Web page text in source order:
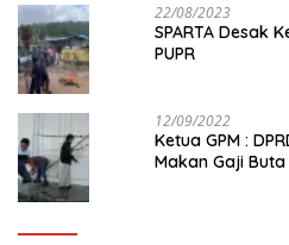
22/08/2023
SPARTA Desak
PUPR
12/09/2022
Ketua GPM :
Makan Gaji Buta